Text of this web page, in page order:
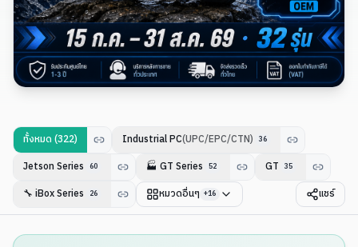
ทั้งหมด (322) Industrial PC(UPC/EPC/CTN) 36
Jetson Series 60 🏭 GT Series 52 GT 35
🔧 iBox Series 26 หมวดอื่นๆ +16 แชร์